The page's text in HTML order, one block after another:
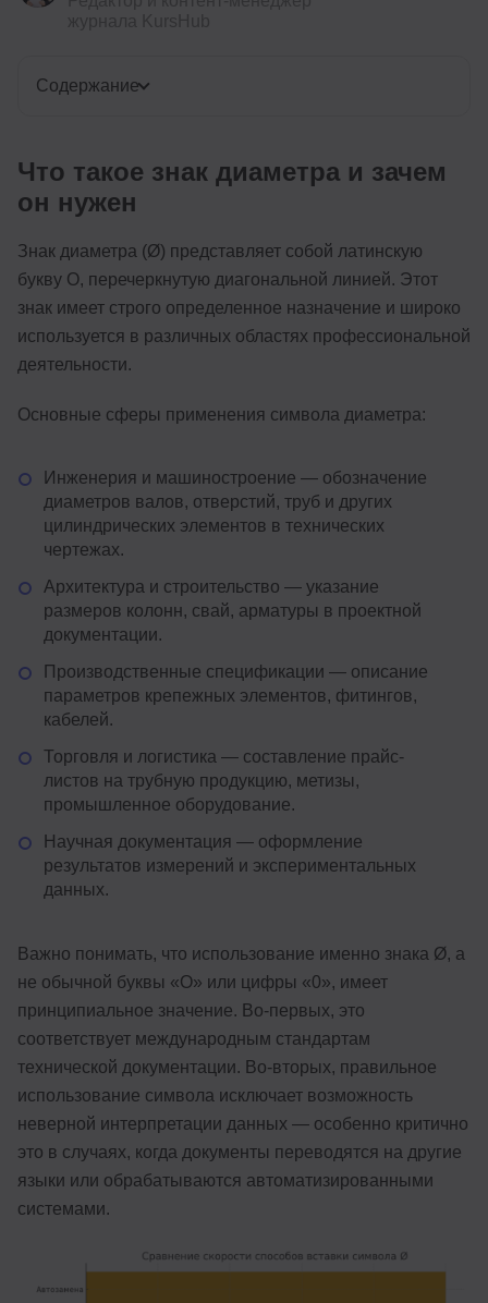
Содержание
Что такое знак диаметра и зачем
он нужен
Знак диаметра (Ø) представляет собой латинскую
букву O, перечеркнутую диагональной линией. Этот
знак имеет строго определенное назначение и широко
используется в различных областях профессиональной
деятельности.
Основные сферы применения символа диаметра:
Инженерия и машиностроение — обозначение
диаметров валов, отверстий, труб и других
цилиндрических элементов в технических
чертежах.
Архитектура и строительство — указание
размеров колонн, свай, арматуры в проектной
документации.
Производственные спецификации — описание
параметров крепежных элементов, фитингов,
кабелей.
Торговля и логистика — составление прайс-
листов на трубную продукцию, метизы,
промышленное оборудование.
Научная документация — оформление
результатов измерений и экспериментальных
данных.
Важно понимать, что использование именно знака Ø, а
не обычной буквы «O» или цифры «0», имеет
принципиальное значение. Во-первых, это
соответствует международным стандартам
технической документации. Во-вторых, правильное
использование символа исключает возможность
неверной интерпретации данных — особенно критично
это в случаях, когда документы переводятся на другие
языки или обрабатываются автоматизированными
системами.